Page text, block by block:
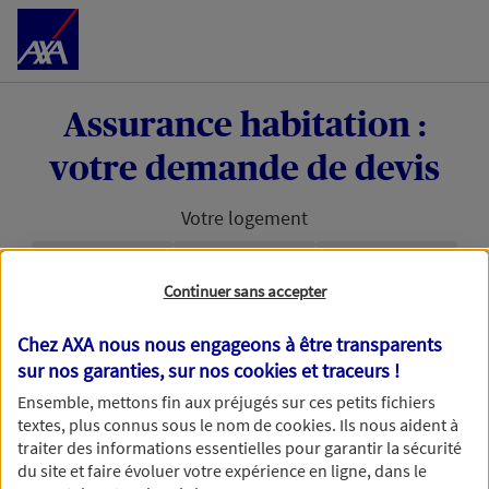
Accéder au Contenu
Assurance habitation :
votre demande de devis
Votre logement
Étape en cours :
nos conseillers de vous accompagner au mieux
dans votre projet d'assurance habitation, nous
avons besoin d'en savoir plus.
Continuer sans accepter
Chez AXA nous nous engageons à être transparents
sur nos garanties, sur noscookies et traceurs !
Ensemble, mettons fin aux préjugés sur ces petits fichiers
textes, plus connus sous le nom decookies. Ils nous aident à
traiter des informations essentielles pour garantir la sécurité
du site et faire évoluer votre expérience en ligne, dans le